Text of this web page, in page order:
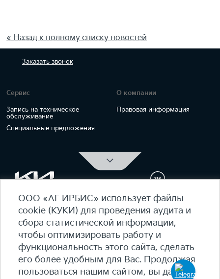
« Назад к полному списку новостей
Заказать звонок
Сервис
Запись на техническое
обслуживание
Специальные предложения
О компании
Правовая информация
ОФИЦИАЛЬНЫЙ ДИЛЕР Kia Ирбис
ежедневно 09:00 - 21:00
7 (495) 476-39-64
Карта сайта
Политика конфиденциальности
Политика КУКИ (cookie)
ООО «АГ ИРБИС» использует файлы
cookie (КУКИ) для проведения аудита и
сбора статистической информации,
чтобы оптимизировать работу и
функциональность этого сайта, сделать
его более удобным для Вас. Продолжая
пользоваться нашим сайтом, вы даете